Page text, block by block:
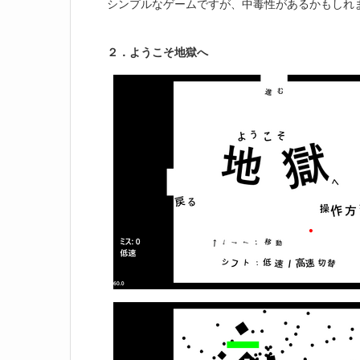
シンプルなゲームですが、中毒性があるかもしれ
２．ようこそ地獄へ